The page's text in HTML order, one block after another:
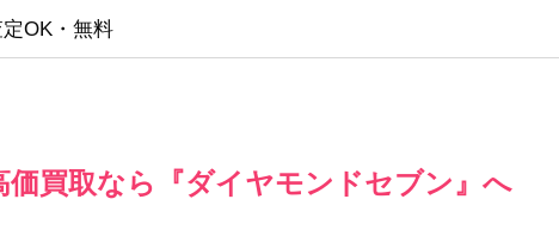
OK・無料
価買取なら『ダイヤモンドセブン』へ